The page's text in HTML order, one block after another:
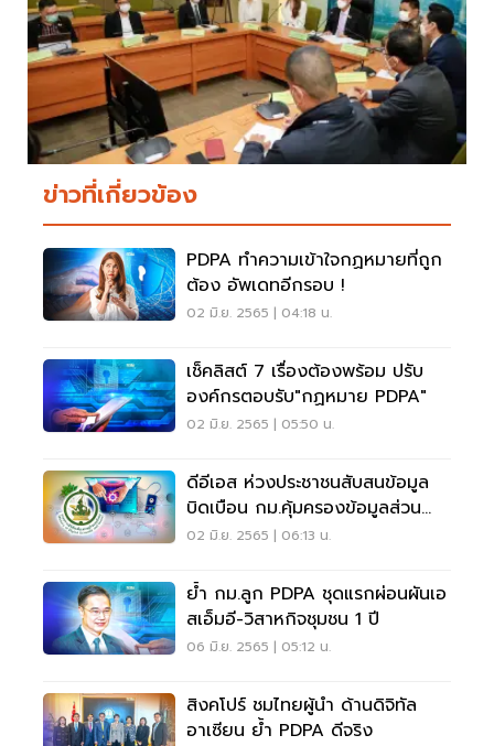
ข่าวที่เกี่ยวข้อง
PDPA ทำความเข้าใจกฏหมายที่ถูก
ต้อง อัพเดทอีกรอบ !
02 มิ.ย. 2565 | 04:18 น.
เช็คลิสต์ 7 เรื่องต้องพร้อม ปรับ
องค์กรตอบรับ"กฏหมาย PDPA"
02 มิ.ย. 2565 | 05:50 น.
ดีอีเอส ห่วงประชาชนสับสนข้อมูล
บิดเบือน กม.คุ้มครองข้อมูลส่วน
บุคคล
02 มิ.ย. 2565 | 06:13 น.
ย้ำ กม.ลูก PDPA ชุดแรกผ่อนผันเอ
สเอ็มอี-วิสาหกิจชุมชน 1 ปี
06 มิ.ย. 2565 | 05:12 น.
สิงคโปร์ ชมไทยผู้นำ ด้านดิจิทัล
อาเซียน ย้ำ PDPA ดีจริง